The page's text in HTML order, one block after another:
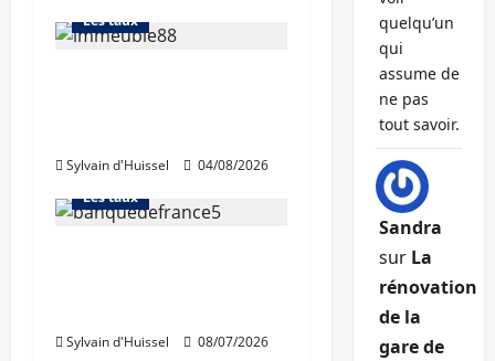
Les taux
Sylvain d'Huissel 04/08/2026
L'avis des courtiers
Les taux
Sylvain d'Huissel 08/07/2026
quelqu’un
qui
assume de
ne pas
tout savoir.
Sandra
sur La
rénovation
de la
gare de